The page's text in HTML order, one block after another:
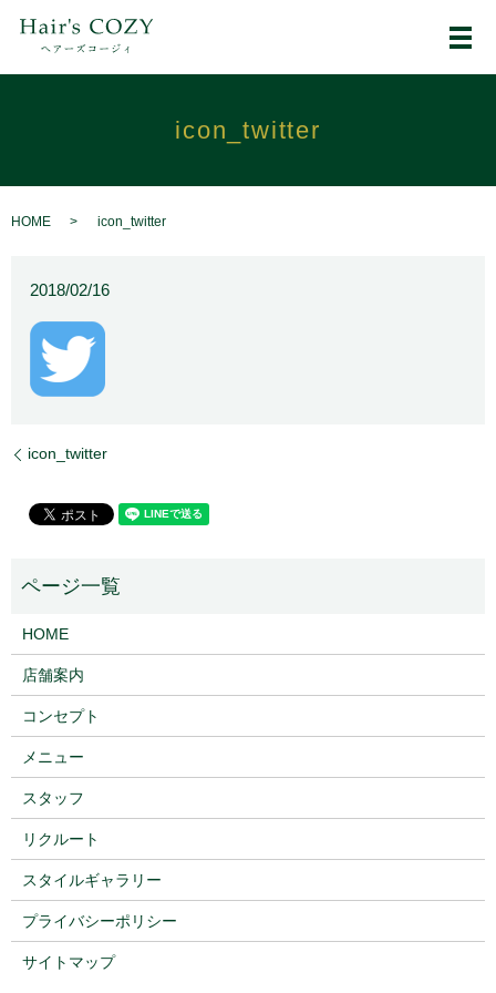
メ
icon_twitter
HOME icon_twitter
2018/02/16
icon_twitter
HOME
店舗案内
コンセプト
メニュー
スタッフ
リクルート
スタイルギャラリー
プライバシーポリシー
サイトマップ